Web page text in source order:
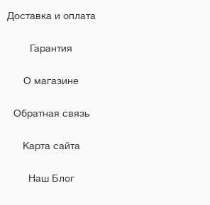
Доставка и оплата
Гарантия
О магазине
Обратная связь
Карта сайта
Наш Блог